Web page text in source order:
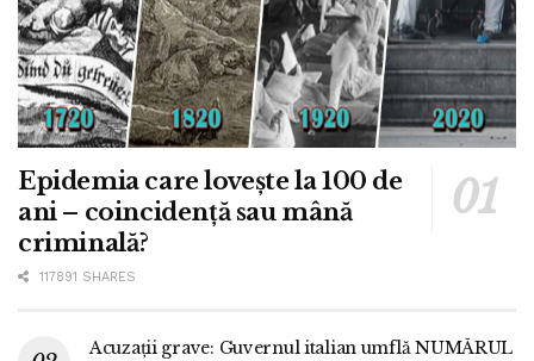
Epidemia care lovește la 100 de
ani – coincidență sau mână
criminală?
117891 SHARES
Acuzații grave: Guvernul italian umflă NUMĂRUL